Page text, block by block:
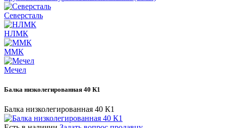
Северсталь
НЛМК
ММК
Мечел
Балка низколегированная 40 К1
Балка низколегированная 40 К1